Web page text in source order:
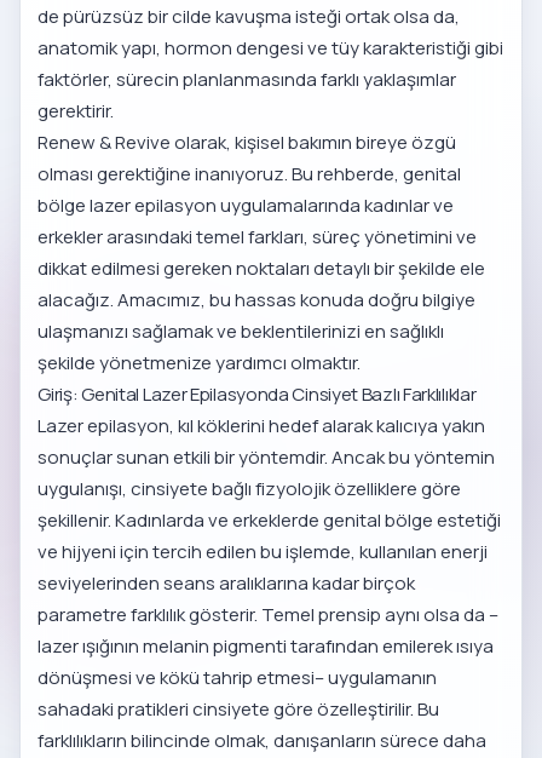
de pürüzsüz bir cilde kavuşma isteği ortak olsa da,
anatomik yapı, hormon dengesi ve tüy karakteristiği gibi
faktörler, sürecin planlanmasında farklı yaklaşımlar
gerektirir.
Renew & Revive olarak, kişisel bakımın bireye özgü
olması gerektiğine inanıyoruz. Bu rehberde, genital
bölge lazer epilasyon uygulamalarında kadınlar ve
erkekler arasındaki temel farkları, süreç yönetimini ve
dikkat edilmesi gereken noktaları detaylı bir şekilde ele
alacağız. Amacımız, bu hassas konuda doğru bilgiye
ulaşmanızı sağlamak ve beklentilerinizi en sağlıklı
şekilde yönetmenize yardımcı olmaktır.
Giriş: Genital Lazer Epilasyonda Cinsiyet Bazlı Farklılıklar
Lazer epilasyon, kıl köklerini hedef alarak kalıcıya yakın
sonuçlar sunan etkili bir yöntemdir. Ancak bu yöntemin
uygulanışı, cinsiyete bağlı fizyolojik özelliklere göre
şekillenir. Kadınlarda ve erkeklerde genital bölge estetiği
ve hijyeni için tercih edilen bu işlemde, kullanılan enerji
seviyelerinden seans aralıklarına kadar birçok
parametre farklılık gösterir. Temel prensip aynı olsa da –
lazer ışığının melanin pigmenti tarafından emilerek ısıya
dönüşmesi ve kökü tahrip etmesi– uygulamanın
sahadaki pratikleri cinsiyete göre özelleştirilir. Bu
farklılıkların bilincinde olmak, danışanların sürece daha